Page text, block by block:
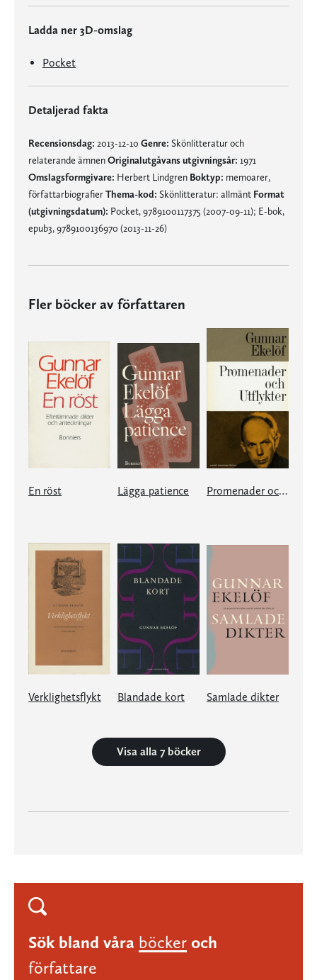
Ladda ner 3D-omslag
Pocket
Detaljerad fakta
Recensionsdag: 2013-12-10 Genre: Skönlitteratur och
relaterande ämnenOriginalutgåvans utgivningsår: 1971
Omslagsformgivare: Herbert Lindgren Boktyp: memoarer,
författarbiografierThema-kod: Skönlitteratur: allmänt Format
(utgivningsdatum): Pocket, 9789100117375 (2007-09-11); E-bok,
epub3, 9789100136970 (2013-11-26)
Fler böcker av författaren
En röst Lägga patience Promenader och utflykter
Verklighetsflykt Blandade kort Samlade dikter
Visa alla 7 böcker
Sök bland våra böcker och
författare